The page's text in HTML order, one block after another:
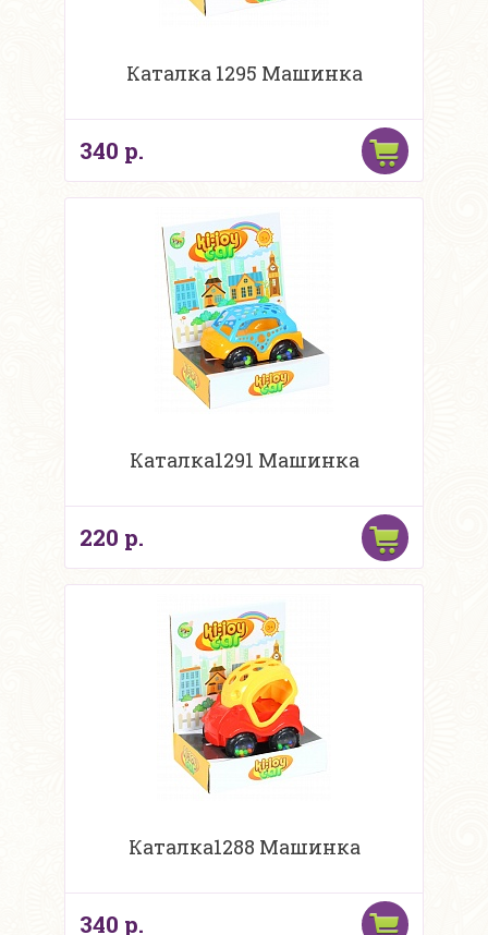
Каталка 1295 Машинка
340 р.
Каталка1291 Машинка
220 р.
Каталка1288 Машинка
340 р.